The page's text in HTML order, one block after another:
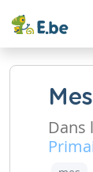
Dans